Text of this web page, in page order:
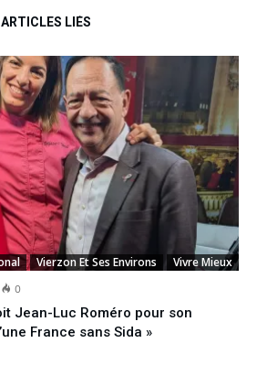
ARTICLES LIÉS
Vierzon Et Ses Environs Vivre Mieux
0
Jean-Luc Roméro pour son
France sans Sida »